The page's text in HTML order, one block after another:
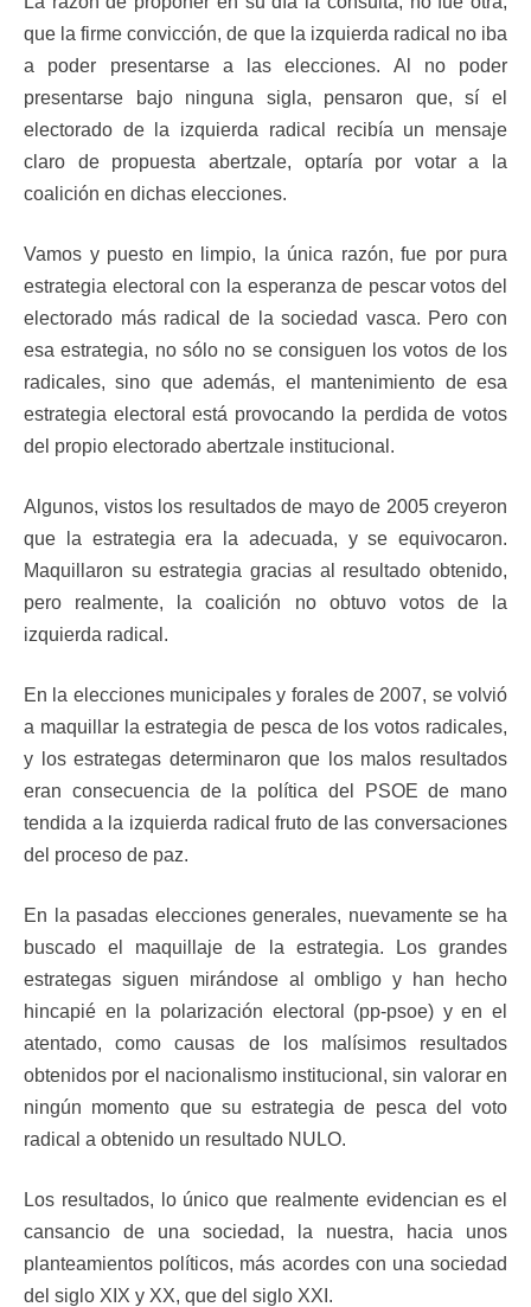
que la firme convicción, de que la izquierda radical no iba
a poder presentarse a las elecciones. Al no poder
presentarse bajo ninguna sigla, pensaron que, sí el
electorado de la izquierda radical recibía un mensaje
claro de propuesta abertzale, optaría por votar a la
coalición en dichas elecciones.
Vamos y puesto en limpio, la única razón, fue por pura
estrategia electoral con la esperanza de pescar votos del
electorado más radical de la sociedad vasca. Pero con
esa estrategia, no sólo no se consiguen los votos de los
radicales, sino que además, el mantenimiento de esa
estrategia electoral está provocando la perdida de votos
del propio electorado abertzale institucional.
Algunos, vistos los resultados de mayo de 2005 creyeron
que la estrategia era la adecuada, y se equivocaron.
Maquillaron su estrategia gracias al resultado obtenido,
pero realmente, la coalición no obtuvo votos de la
izquierda radical.
En la elecciones municipales y forales de 2007, se volvió
a maquillar la estrategia de pesca de los votos radicales,
y los estrategas determinaron que los malos resultados
eran consecuencia de la política del PSOE de mano
tendida a la izquierda radical fruto de las conversaciones
del proceso de paz.
En la pasadas elecciones generales, nuevamente se ha
buscado el maquillaje de la estrategia. Los grandes
estrategas siguen mirándose al ombligo y han hecho
hincapié en la polarización electoral (pp-psoe) y en el
atentado, como causas de los malísimos resultados
obtenidos por el nacionalismo institucional, sin valorar en
ningún momento que su estrategia de pesca del voto
radical a obtenido un resultado NULO.
Los resultados, lo único que realmente evidencian es el
cansancio de una sociedad, la nuestra, hacia unos
planteamientos políticos, más acordes con una sociedad
del siglo XIX y XX, que del siglo XXI.